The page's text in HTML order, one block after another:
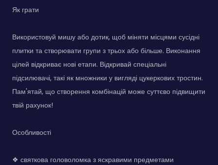
Як грати
Використовуй мишу або дотик, щоб міняти місцями сусідні
плитки та створювати групи з трьох або більше. Виконання
цілей відкриває нові етапи. Відкривай спеціальні
підсилювачі, такі як множники у вигляді цукеркових тростин.
Пам'ятай, що створення комбінацій може суттєво підвищити
твій рахунок!
Особливості
❖ святкова головоломка з яскравими предметами